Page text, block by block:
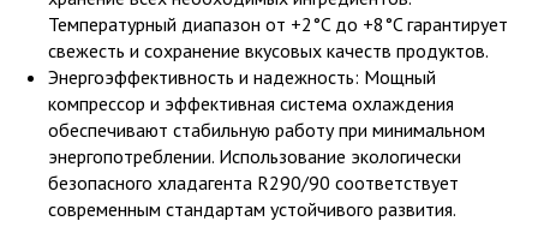
Температурный диапазон от +2°C до +8°C гарантирует
свежесть и сохранение вкусовых качеств продуктов.
Энергоэффективность и надежность: Мощный
компрессор и эффективная система охлаждения
обеспечивают стабильную работу при минимальном
энергопотреблении. Использование экологически
безопасного хладагента R290/90 соответствует
современным стандартам устойчивого развития.